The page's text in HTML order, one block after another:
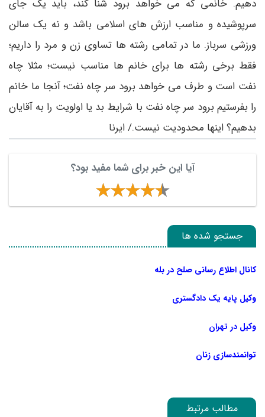
دهیم. خانمی که می خواهد برود شنا کند، باید یک جای
سرپوشیده و مناسب ارزش های اسلامی باشد و نه یک سالن
ورزشی سرباز. ما در تمامی رشته ها تساوی زن و مرد را داریم؛
فقط برخی رشته ها برای خانم ها مناسب نیست؛ مثلا چاه
نفت است و طرف می خواهد برود سر چاه نفت؛ آنجا ما خانم
را بفرستیم برود سر چاه نفت با شرایط بد یا اولویت را به آقایان
بدهیم؟ اینها محدودیت نیست./ ایرنا
آیا این خبر برای شما مفید بود؟
جستجو شده ها
کانال اطلاع رسانی صلح در بله
وکیل پایه یک دادگستری
وکیل در تهران
توانمندسازی زنان
مطالب مرتبط